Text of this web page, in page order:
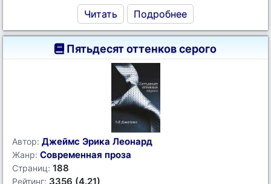
Читать Подробнее
Пятьдесят оттенков серого
Автор: Джеймс Эрика Леонард
Жанр: Современная проза
Страниц: 188
Рейтинг: 3356 (4.21)